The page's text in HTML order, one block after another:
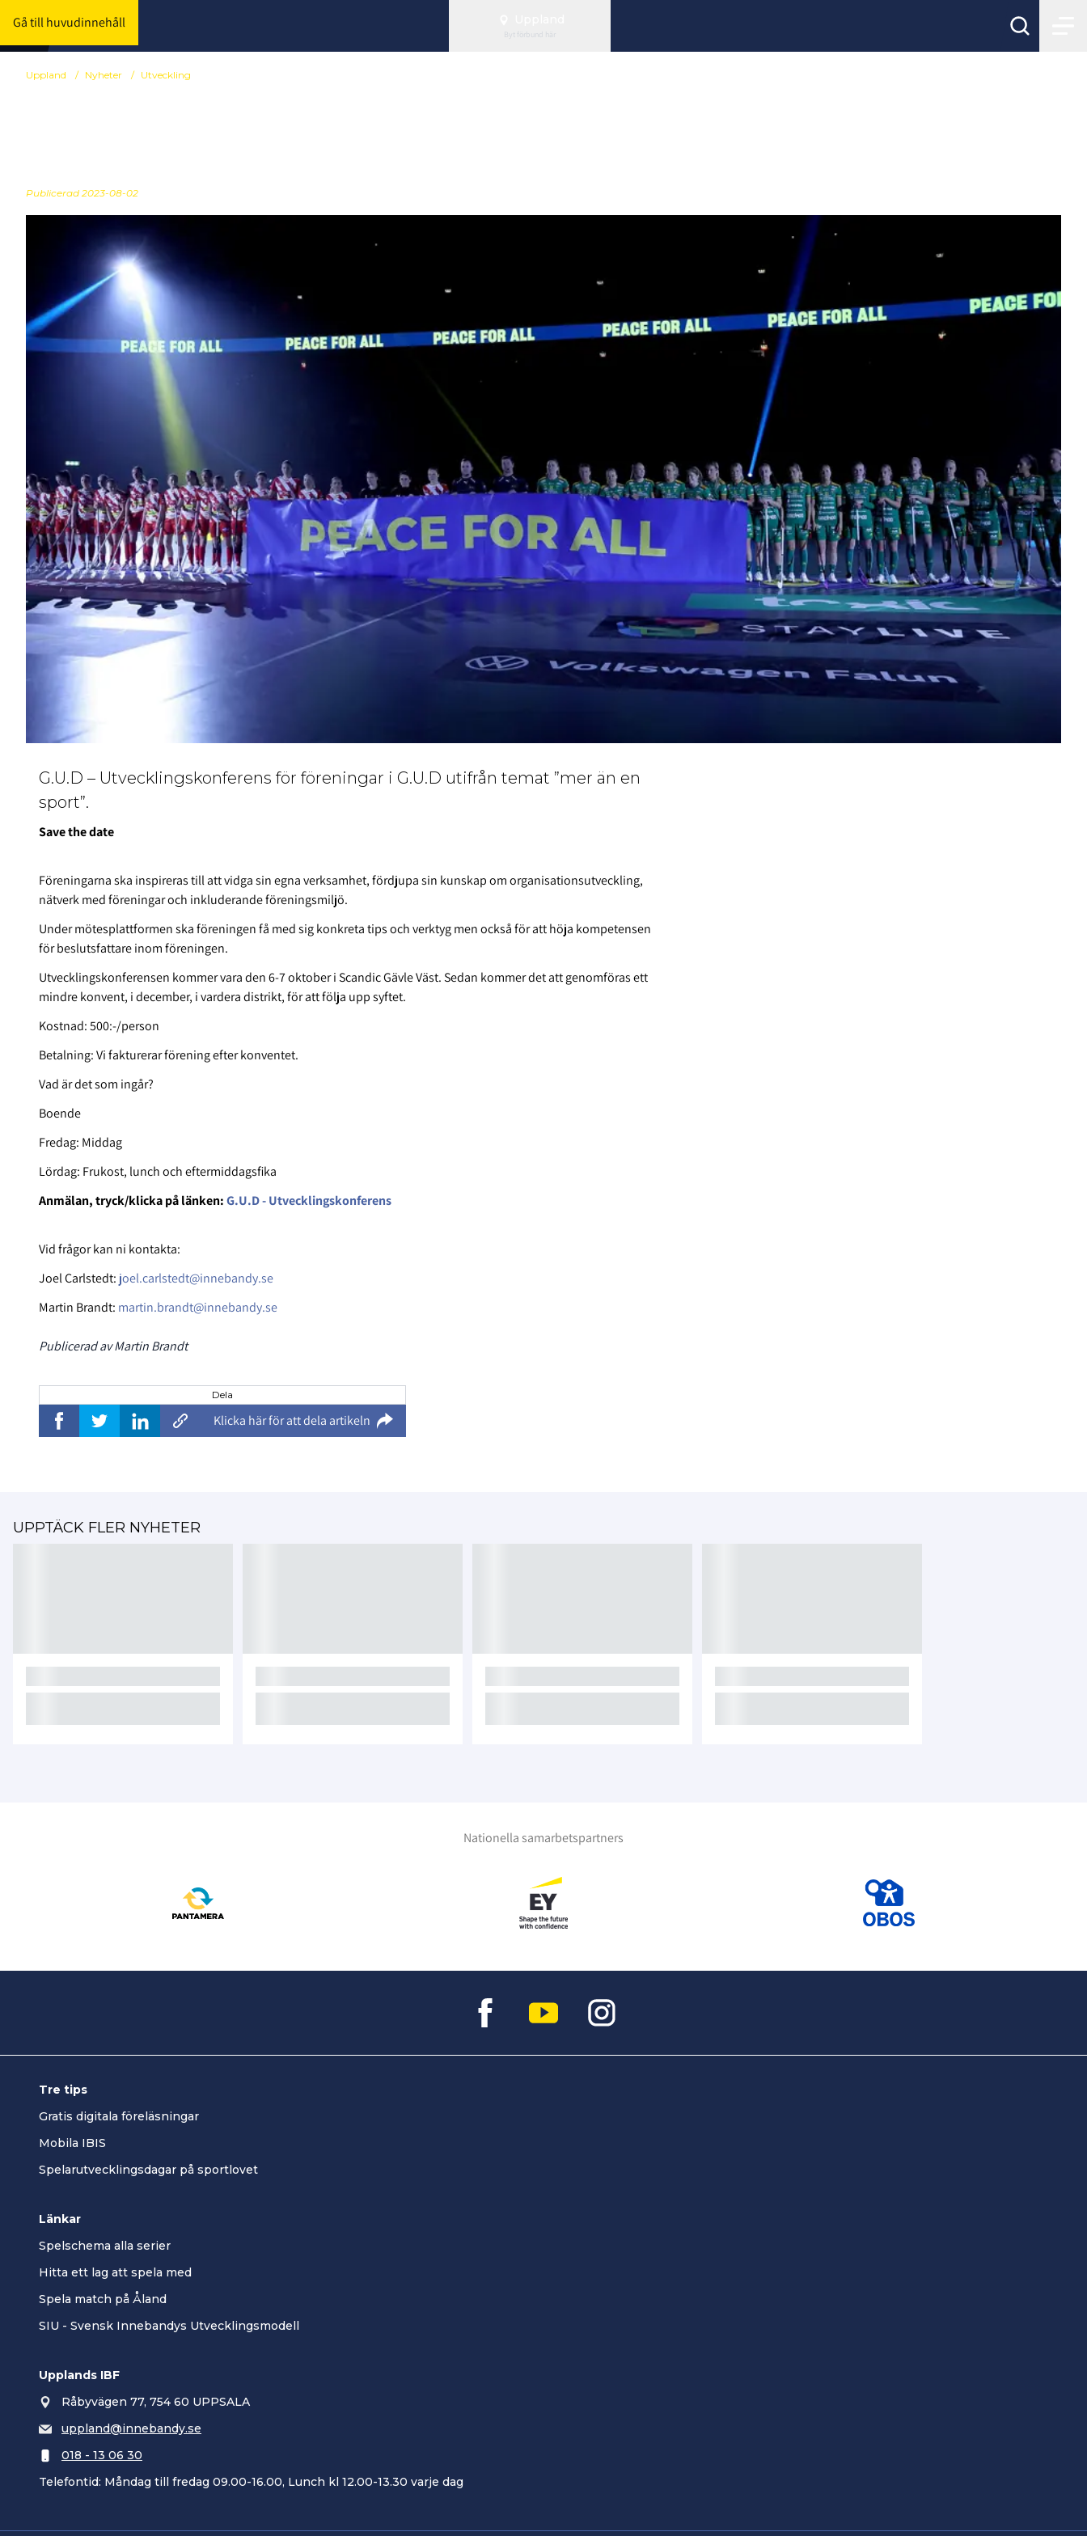
Gå till huvudinnehåll
Byt förbund här
Uppland / Nyheter / Utveckling
Publicerad 2023-08-02
G.U.D – Utvecklingskonferens för föreningar i G.U.D utifrån temat ”mer än en
sport”.
Save the date
Föreningarna ska inspireras till att vidga sin egna verksamhet, fördjupa sin kunskap om organisationsutveckling,
nätverk med föreningar och inkluderande föreningsmiljö.
Under mötesplattformen ska föreningen få med sig konkreta tips och verktyg men också för att höja kompetensen
för beslutsfattare inom föreningen.
Utvecklingskonferensen kommer vara den 6-7 oktober i Scandic Gävle Väst. Sedan kommer det att genomföras ett
mindre konvent, i december, i vardera distrikt, för att följa upp syftet.
Kostnad: 500:-/person
Betalning: Vi fakturerar förening efter konventet.
Vad är det som ingår?
Boende
Fredag: Middag
Lördag: Frukost, lunch och eftermiddagsfika
Anmälan, tryck/klicka på länken:G.U.D - Utvecklingskonferens
Vid frågor kan ni kontakta:
Joel Carlstedt: joel.carlstedt@innebandy.se
Martin Brandt: martin.brandt@innebandy.se
Publicerad av Martin Brandt
Dela
Klicka här för att dela artikeln
UPPTÄCK FLER NYHETER
Nationella samarbetspartners
Tre tips
Gratis digitala föreläsningar
Mobila IBIS
Spelarutvecklingsdagar på sportlovet
Länkar
Spelschema alla serier
Hitta ett lag att spela med
Spela match på Åland
SIU - Svensk Innebandys Utvecklingsmodell
Upplands IBF
Råbyvägen 77, 754 60 UPPSALA
uppland@innebandy.se
018 - 13 06 30
Telefontid: Måndag till fredag 09.00-16.00, Lunch kl 12.00-13.30 varje dag